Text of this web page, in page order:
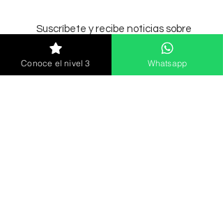
Suscríbete y recibe noticias sobre
cursos, lanzamiento y más.
Conoce el nivel 3 Whatsapp